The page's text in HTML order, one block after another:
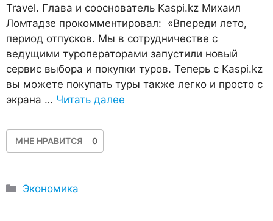
Travel. Глава и сооснователь Kaspi.kz Михаил
Ломтадзе прокомментировал: «Впереди лето,
период отпусков. Мы в сотрудничестве с
ведущими туроператорами запустили новый
сервис выбора и покупки туров. Теперь с Kaspi.kz
вы можете покупать туры также легко и просто с
экрана … Читать далее
МНЕ НРАВИТСЯ 0
Рубрики
Экономика